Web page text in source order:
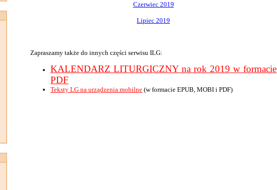
Czerwiec 2019
Lipiec 2019
Zapraszamy także do innych części serwisu ILG:
KALENDARZ LITURGICZNY na rok 2019 w formacie
PDF
Teksty LG na urządzenia mobilne (w formacie EPUB, MOBI i PDF)